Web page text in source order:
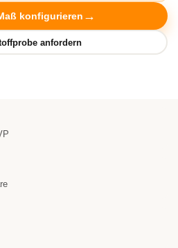
konfigurieren